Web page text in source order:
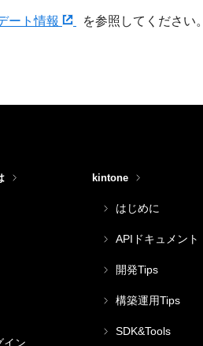
ート情報
を参照してください。
イン
kintone
はじめに
APIドキュメント
開発Tips
構築運用Tips
SDK&Tools